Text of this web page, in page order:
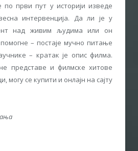
први пут у историји изведе
интервенција. Да ли је у
над живим људима или он
– постаје мучно питање
– кратак је опис филма.
представе и филмске хитове
могу се купити и онлајн на сајту